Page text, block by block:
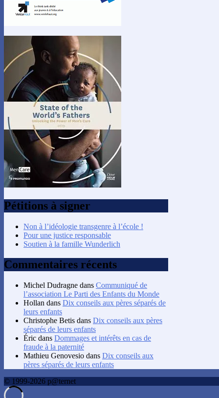
Pétitions à signer
Non à l’idéologie transgenre à l’école !
Pour une justice responsable
Soutien à la famille Wunderlich
Commentaires récents
Michel Dudragne dans Communiqué de
l’association Le Parti des Enfants du Monde
Hollan dans Dix conseils aux pères séparés de
leurs enfants
Christophe Betis dans Dix conseils aux pères
séparés de leurs enfants
Éric dans Dommages et intérêts en cas de
fraude à la paternité
Mathieu Genovesio dans Dix conseils aux
pères séparés de leurs enfants
© 1999-2026 p@ternet